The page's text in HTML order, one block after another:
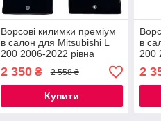
Ворсові килимки преміум
в салон для Mitsubishi L
200 2006-2022 рівна
підлога Праве кермо /
Мітсубісі Л200 праве
кермо килимки
2 350₴ 2 558 ₴
Купити
в
200
2